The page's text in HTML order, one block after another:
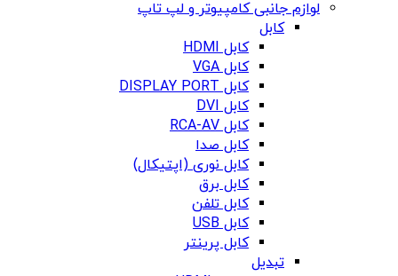
لوازم جانبی کامپیوتر و لپ تاپ
کابل
کابل HDMI
کابل VGA
کابل DISPLAY PORT
کابل DVI
کابل RCA-AV
کابل صدا
کابل نوری (اپتیکال)
کابل برق
کابل تلفن
کابل USB
کابل پرینتر
تبدیل